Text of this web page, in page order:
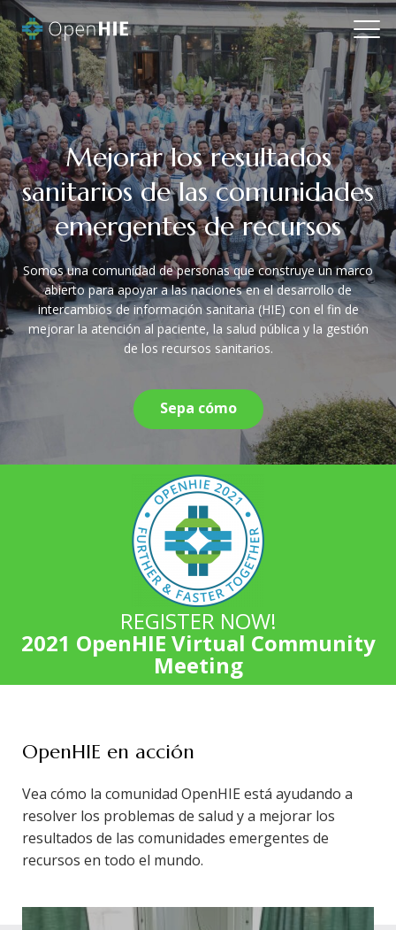
Mejorar los resultados
sanitarios de las comunidades
emergentes de recursos
Somos una comunidad de personas que construye un marco
abierto para apoyar a las naciones en el desarrollo de
intercambios de información sanitaria (HIE) con el fin de
mejorar la atención al paciente, la salud pública y la gestión
de los recursos sanitarios.
Sepa cómo
REGISTER NOW!
2021 OpenHIE Virtual Community
Meeting
OpenHIE en acción
Vea cómo la comunidad OpenHIE está ayudando a
resolver los problemas de salud y a mejorar los
resultados de las comunidades emergentes de
recursos en todo el mundo.